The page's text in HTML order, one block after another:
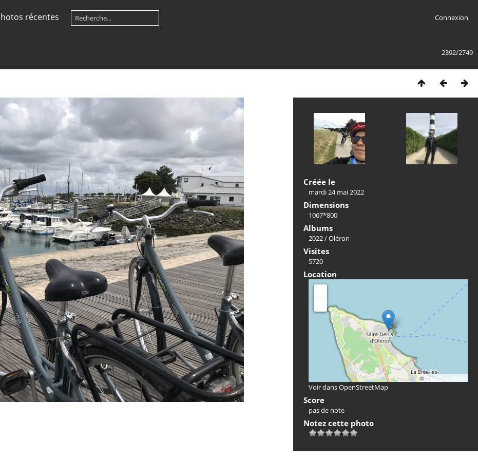
récentes Connexion
2392/2749
Créée le
mardi 24 mai 2022
Dimensions
1067*800
Albums
2022/Oléron
Visites
5720
Location
©OpenStreetMap
Voir dans OpenStreetMap
Score
pas de note
Notez cette photo